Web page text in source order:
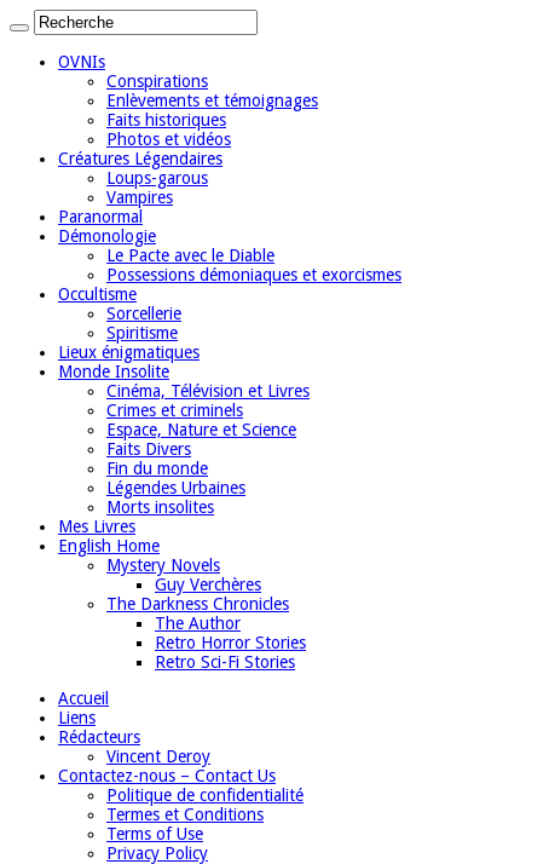
OVNIs
Conspirations
Enlèvements et témoignages
Faits historiques
Photos et vidéos
Créatures Légendaires
Loups-garous
Vampires
Paranormal
Démonologie
Le Pacte avec le Diable
Possessions démoniaques et exorcismes
Occultisme
Sorcellerie
Spiritisme
Lieux énigmatiques
Monde Insolite
Cinéma, Télévision et Livres
Crimes et criminels
Espace, Nature et Science
Faits Divers
Fin du monde
Légendes Urbaines
Morts insolites
Mes Livres
English Home
Mystery Novels
Guy Verchères
The Darkness Chronicles
The Author
Retro Horror Stories
Retro Sci-Fi Stories
Accueil
Liens
Rédacteurs
Vincent Deroy
Contactez-nous – Contact Us
Politique de confidentialité
Termes et Conditions
Terms of Use
Privacy Policy